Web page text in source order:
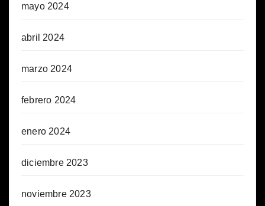
mayo 2024
abril 2024
marzo 2024
febrero 2024
enero 2024
diciembre 2023
noviembre 2023